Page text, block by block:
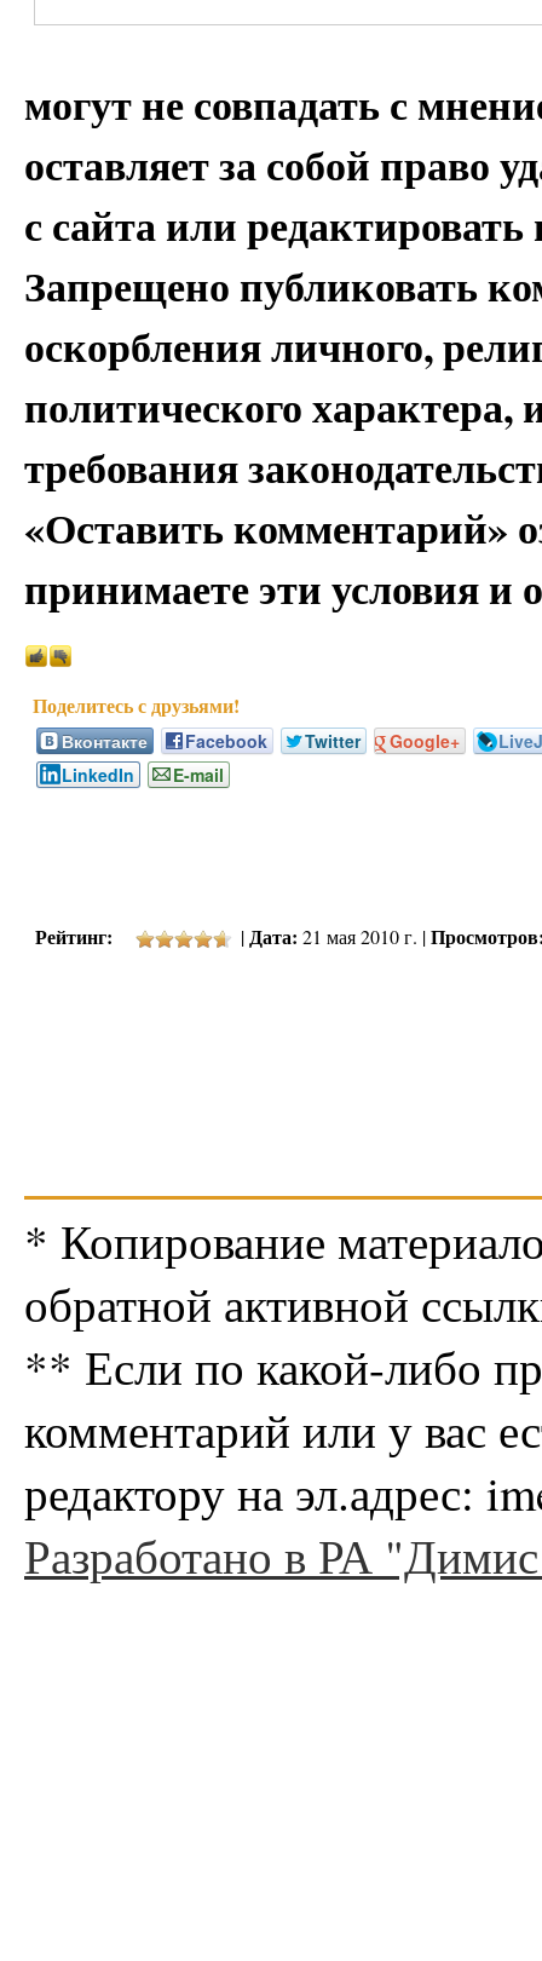
могут не совпадать с
оставляет за собой право
с сайта или
Запрещено публиковать
оскорбления личного,
политического
требования
«Оставить комментарий»
принимаете эти условия и
Вконтакте Facebook Twitter Google+
LinkedIn
E-mail
Рейтинг: |Дата: 21 мая 2010 г. |
* Копирование
обратной активной
** Если по какой-либо
комментарий или у вас
редактору на эл.адрес:
Разработано в РА